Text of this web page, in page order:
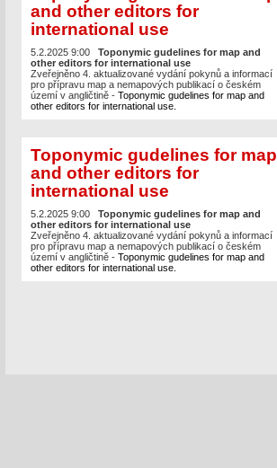
and other editors for
international use
5.2.2025 9:00 Toponymic gudelines for map and
other editors for international use
Zveřejněno 4. aktualizované vydání pokynů a informací
pro přípravu map a nemapových publikací o českém
území v angličtině - Toponymic gudelines for map and
other editors for international use.
Toponymic gudelines for map
and other editors for
international use
5.2.2025 9:00 Toponymic gudelines for map and
other editors for international use
Zveřejněno 4. aktualizované vydání pokynů a informací
pro přípravu map a nemapových publikací o českém
území v angličtině - Toponymic gudelines for map and
other editors for international use.